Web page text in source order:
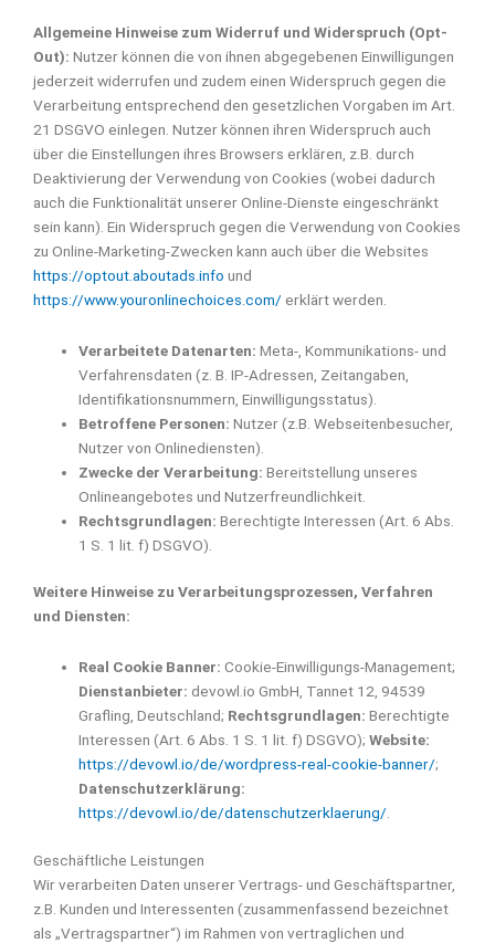
Allgemeine Hinweise zum Widerruf und Widerspruch (Opt-
Out): Nutzer können die von ihnen abgegebenen Einwilligungen
jederzeit widerrufen und zudem einen Widerspruch gegen die
Verarbeitung entsprechend den gesetzlichen Vorgaben im Art.
21 DSGVO einlegen. Nutzer können ihren Widerspruch auch
über die Einstellungen ihres Browsers erklären, z.B. durch
Deaktivierung der Verwendung von Cookies (wobei dadurch
auch die Funktionalität unserer Online-Dienste eingeschränkt
sein kann). Ein Widerspruch gegen die Verwendung von Cookies
zu Online-Marketing-Zwecken kann auch über die Websites
https://optout.aboutads.info und
https://www.youronlinechoices.com/ erklärt werden.
Verarbeitete Datenarten: Meta-, Kommunikations- und
Verfahrensdaten (z. B. IP-Adressen, Zeitangaben,
Identifikationsnummern, Einwilligungsstatus).
Betroffene Personen: Nutzer (z.B. Webseitenbesucher,
Nutzer von Onlinediensten).
Zwecke der Verarbeitung: Bereitstellung unseres
Onlineangebotes und Nutzerfreundlichkeit.
Rechtsgrundlagen: Berechtigte Interessen (Art. 6 Abs.
1 S. 1 lit. f) DSGVO).
Weitere Hinweise zu Verarbeitungsprozessen, Verfahren
und Diensten:
Real Cookie Banner:Cookie-Einwilligungs-Management;
Dienstanbieter: devowl.io GmbH, Tannet 12, 94539
Grafling, Deutschland; Rechtsgrundlagen: Berechtigte
Interessen (Art. 6 Abs. 1 S. 1 lit. f) DSGVO);Website:
https://devowl.io/de/wordpress-real-cookie-banner/;
Datenschutzerklärung:
https://devowl.io/de/datenschutzerklaerung/.
Geschäftliche Leistungen
Wir verarbeiten Daten unserer Vertrags- und Geschäftspartner,
z.B. Kunden und Interessenten (zusammenfassend bezeichnet
als „Vertragspartner“) im Rahmen von vertraglichen und